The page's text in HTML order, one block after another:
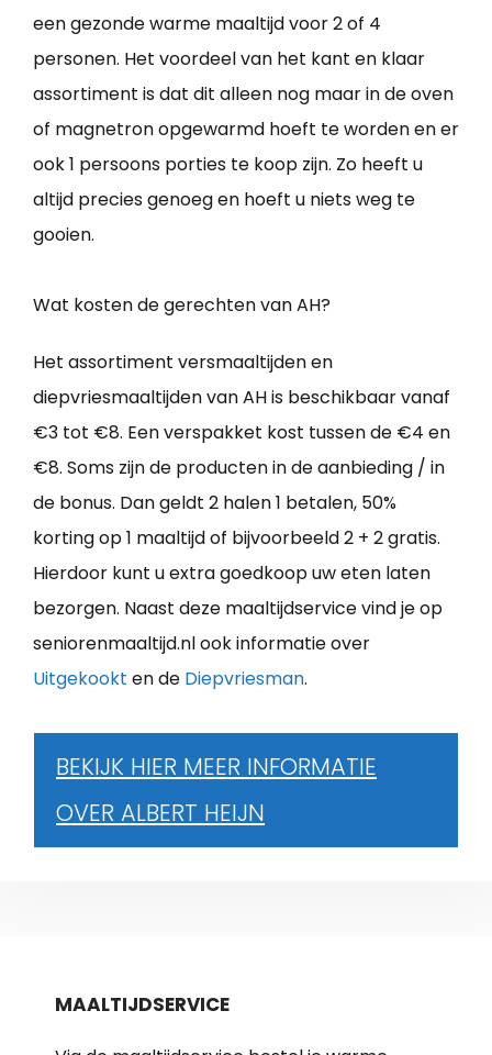
een gezonde warme maaltijd voor 2 of 4
personen. Het voordeel van het kant en klaar
assortiment is dat dit alleen nog maar in de oven
of magnetron opgewarmd hoeft te worden en er
ook 1 persoons porties te koop zijn. Zo heeft u
altijd precies genoeg en hoeft u niets weg te
gooien.
Wat kosten de gerechten van AH?
Het assortiment versmaaltijden en
diepvriesmaaltijden van AH is beschikbaar vanaf
€3 tot €8. Een verspakket kost tussen de €4 en
€8. Soms zijn de producten in de aanbieding / in
de bonus. Dan geldt 2 halen 1 betalen, 50%
korting op 1 maaltijd of bijvoorbeeld 2 + 2 gratis.
Hierdoor kunt u extra goedkoop uw eten laten
bezorgen. Naast deze maaltijdservice vind je op
seniorenmaaltijd.nl ook informatie over
Uitgekookt en de Diepvriesman.
BEKIJK HIER MEER INFORMATIE
OVER ALBERT HEIJN
MAALTIJDSERVICE